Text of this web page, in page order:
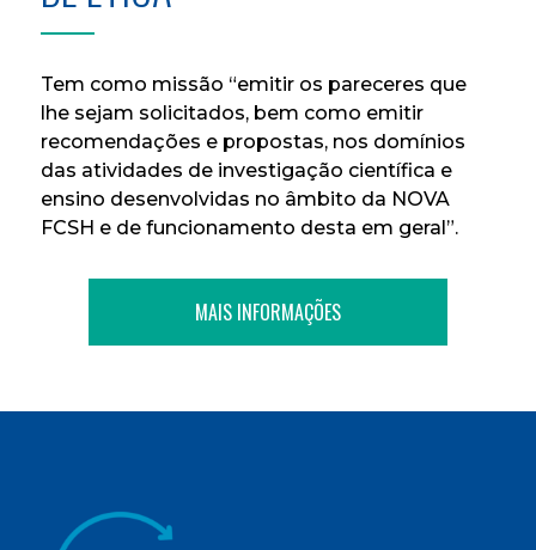
Tem como missão “emitir os pareceres que
lhe sejam solicitados, bem como emitir
recomendações e propostas, nos domínios
das atividades de investigação científica e
ensino desenvolvidas no âmbito da NOVA
FCSH e de funcionamento desta em geral”.
MAIS INFORMAÇÕES